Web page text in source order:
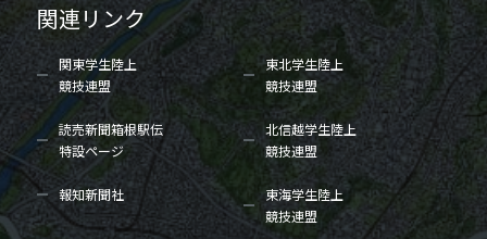
関連リンク
関東学生陸上
競技連盟
東北学生陸上
競技連盟
読売新聞箱根駅伝
特設ページ
北信越学生陸上
競技連盟
報知新聞社
東海学生陸上
競技連盟